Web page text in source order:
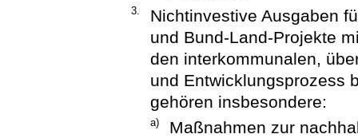
3.
Nichtinvestive Ausgaben
und Bund-Land-Projekte
den interkommunalen,
und Entwicklungsprozess
gehören insbesondere:
a)
Maßnahmen zur